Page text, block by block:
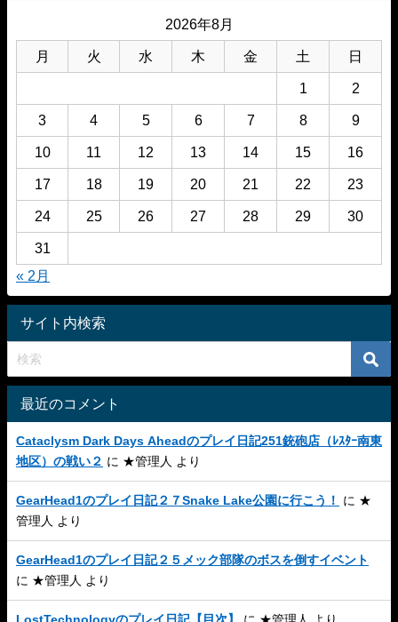
2026年8月
月 火 水 木 金 土 日
1 2
3 4 5 6 7 8 9
10 11 12 13 14 15 16
17 18 19 20 21 22 23
24 25 26 27 28 29 30
31
« 2月
サイト内検索
最近のコメント
Cataclysm Dark Days Aheadのプレイ日記251銃砲店（ﾚｽﾀｰ南東
地区）の戦い２ に ★管理人 より
GearHead1のプレイ日記２７Snake Lake公園に行こう！ に ★
管理人
より
GearHead1のプレイ日記２５メック部隊のボスを倒すイベント
に ★管理人 より
LostTechnologyのプレイ日記【目次】 に ★管理人 より